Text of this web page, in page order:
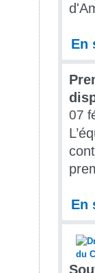
En
07
En